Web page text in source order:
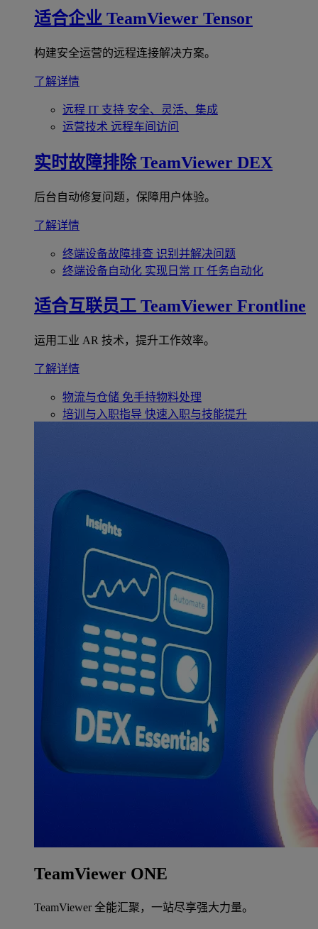
适合企业 TeamViewer Tensor
构建安全运营的远程连接解决方案。
了解详情
远程 IT 支持 安全、灵活、集成
运营技术 远程车间访问
实时故障排除 TeamViewer DEX
后台自动修复问题，保障用户体验。
了解详情
终端设备故障排查 识别并解决问题
终端设备自动化 实现日常 IT 任务自动化
适合互联员工 TeamViewer Frontline
运用工业 AR 技术，提升工作效率。
了解详情
物流与仓储 免手持物料处理
培训与入职指导 快速入职与技能提升
TeamViewer ONE
TeamViewer 全能汇聚，一站尽享强大力量。